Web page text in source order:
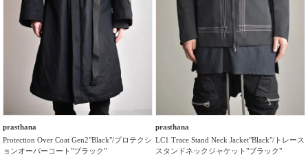
prasthana
Protection Over Coat Gen2"Black"/プロテクシ
ョンオーバーコート"ブラック"
prasthana
LC1 Trace Stand Neck Jacket"Black"/トレース
スタンドネックジャケット"ブラック"